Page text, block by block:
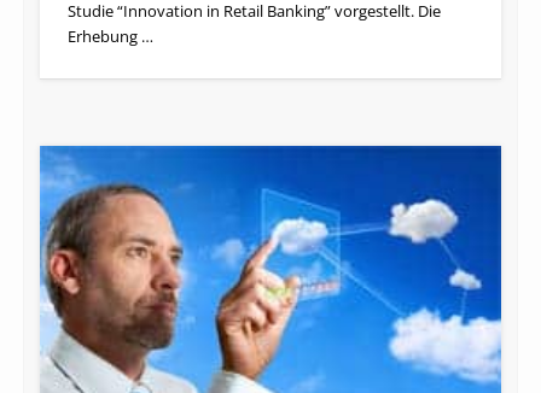
Studie “Innovation in Retail Banking” vorgestellt. Die
Erhebung …